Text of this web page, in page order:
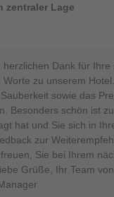
zentraler Lage
herzlichen Dank für
Worte zu unserem
sowie das
Besonders schön ist
hat und Sie sich in
zur
Sie bei Ihrem
Grüße, Ihr Team